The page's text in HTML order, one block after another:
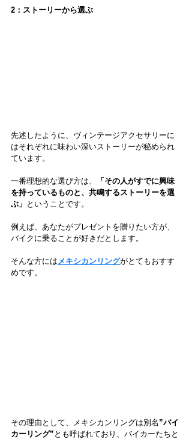
2：ストーリーから選ぶ
先述したように、ヴィンテージアクセサリーに
はそれぞれに味わい深いストーリーが秘められ
ています。
一番理想的な選び方は、
「その人がすでに興味
を持っているものと、共鳴するストーリーを選
ぶ」 ということです。
例えば、あなたがプレゼントを贈りたい方が、
バイクに乗ることが好きだとします。
そんな方には メキシカンリングがとてもおすす
めです。
その理由として、メキシカンリングは別名 ”バイ
カーリング” とも呼ばれており、バイカーたちと